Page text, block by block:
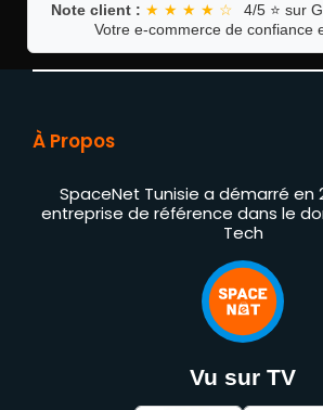
Note client : ★ ★ ★ ★ ☆
4/5 ⭐ sur
Votre e-commerce de confiance
À Propos
SpaceNet Tunisie a démarré en
entreprise de référence dans le
Tech
Vu sur TV